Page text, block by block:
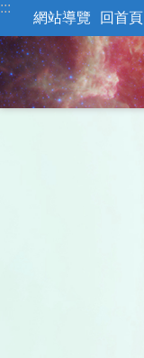
跳到主要內容區塊
:::
網站導覽 回首頁